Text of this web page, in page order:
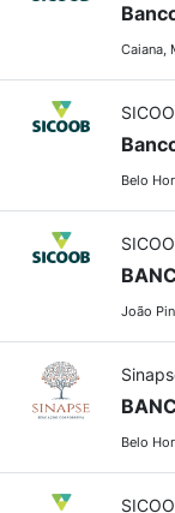
Caiana,
Belo
João
Belo